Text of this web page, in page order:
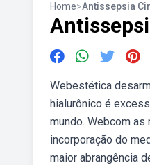
Home>Antissepsia
Webestética
hialurônico é
mundo. Webcom
incorporação do
maior abrangência